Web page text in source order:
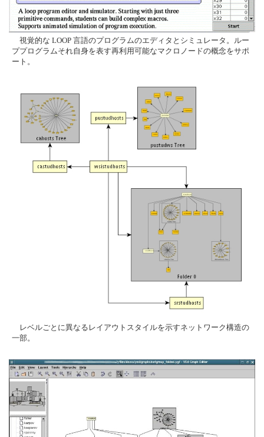
視覚的な LOOP 言語のプログラムのエディタとシミュレータ。ルー
ププログラムそれ自身を表す再利用可能なマクロノードの概念をサポ
ート。
レベルごとに異なるレイアウトスタイルを示すネットワーク構造の
一部。